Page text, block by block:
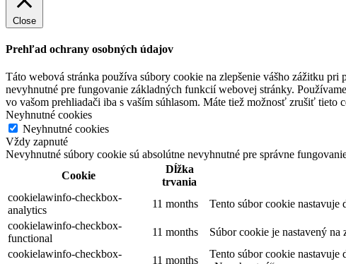
Close
Prehľad ochrany osobných údajov
Táto webová stránka používa súbory cookie na zlepšenie vášho zážitku
nevyhnutné pre fungovanie základných funkcií webovej stránky.
vo vašom prehliadači iba s vaším súhlasom. Máte tiež možnosť zrušiť
Neyhnutné cookies
Neyhnutné cookies
Vždy zapnuté
Nevyhnutné súbory cookie sú absolútne nevyhnutné pre správne
Cookie
Dĺžka
trvania
cookielawinfo-checkbox-
analytics
11 months
Tento súbor cookie
cookielawinfo-checkbox-
functional
11 months
Súbor cookie je nastavený
cookielawinfo-checkbox-
11 months
Tento súbor cookie